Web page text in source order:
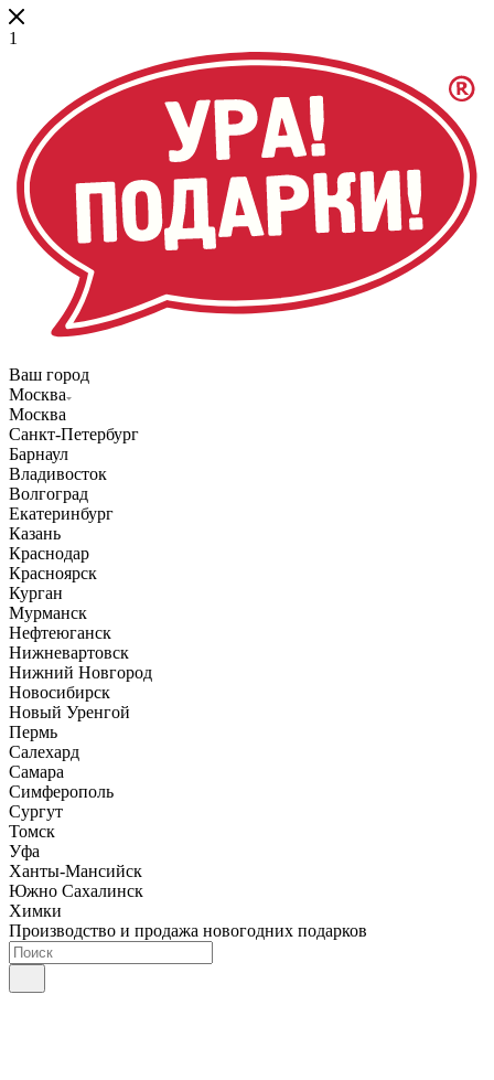
1
Ваш город
Москва
Москва
Санкт-Петербург
Барнаул
Владивосток
Волгоград
Екатеринбург
Казань
Краснодар
Красноярск
Курган
Мурманск
Нефтеюганск
Нижневартовск
Нижний Новгород
Новосибирск
Новый Уренгой
Пермь
Салехард
Самара
Симферополь
Сургут
Томск
Уфа
Ханты-Мансийск
Южно Сахалинск
Химки
Производство и продажа новогодних подарков